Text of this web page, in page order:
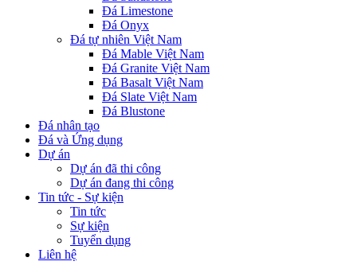
Đá Limestone
Đá Onyx
Đá tự nhiên Việt Nam
Đá Mable Việt Nam
Đá Granite Việt Nam
Đá Basalt Việt Nam
Đá Slate Việt Nam
Đá Blustone
Đá nhân tạo
Đá và Ứng dụng
Dự án
Dự án đã thi công
Dự án đang thi công
Tin tức - Sự kiện
Tin tức
Sự kiện
Tuyển dụng
Liên hệ